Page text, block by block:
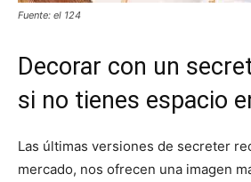
Fuente: el 124
Decorar con un
si no tienes espacio
Las últimas versiones de secreter
mercado, nos ofrecen una imagen